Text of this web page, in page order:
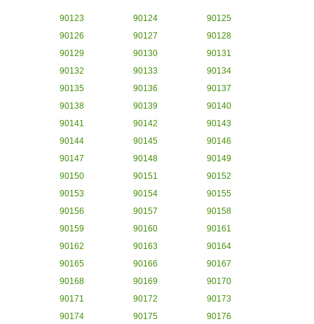
90123 90124
90125
90126
90127
90128
90129
90130
90131
90132
90133
90134
90135
90136
90137
90138
90139
90140
90141
90142
90143
90144
90145
90146
90147
90148
90149
90150
90151
90152
90153
90154
90155
90156
90157
90158
90159
90160
90161
90162
90163
90164
90165
90166
90167
90168
90169
90170
90171
90172
90173
90174
90175
90176